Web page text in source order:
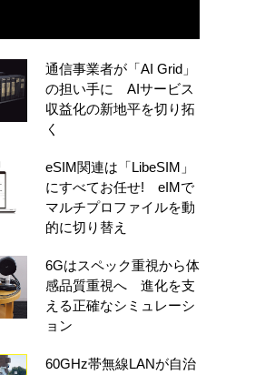
通信事業者が「AI Grid」
の担い手に AIサービス
収益化の新地平を切り拓
く
eSIM関連は「LibeSIM」
にすべてお任せ! eIMで
マルチプロファイルを動
的に切り替え
6Gはスペック重視から体
感品質重視へ 進化を支
える正確なシミュレーシ
ョン
60GHz帯無線LANが自治